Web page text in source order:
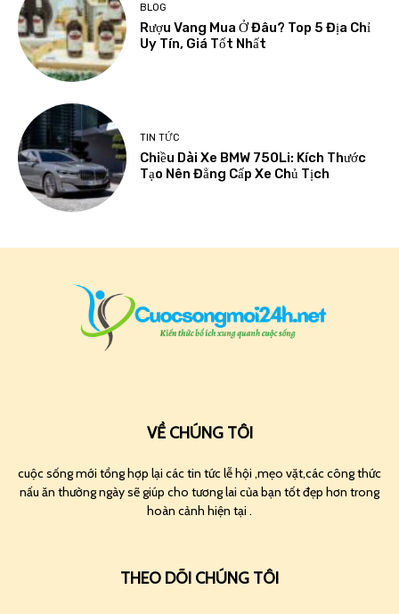
BLOG
Rượu Vang Mua Ở Đâu? Top 5 Địa Chỉ
Uy Tín, Giá Tốt Nhất
TIN TỨC
Chiều Dài Xe BMW 750Li: Kích Thước
Tạo Nên Đẳng Cấp Xe Chủ Tịch
VỀ CHÚNG TÔI
cuộc sống mới tổng hợp lại các tin tức lễ hội ,mẹo vặt,các công thức
nấu ăn thường ngày sẽ giúp cho tương lai của bạn tốt đẹp hơn trong
hoàn cảnh hiện tại .
THEO DÕI CHÚNG TÔI